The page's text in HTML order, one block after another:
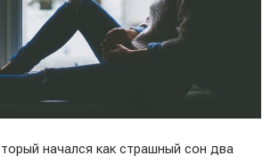
начался как страшный сон два